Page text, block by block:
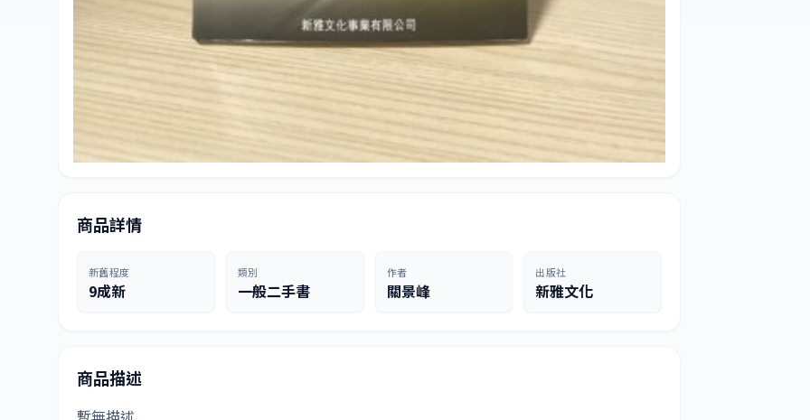
商品詳情
新舊程度
9成新
類別
一般二手書
作者
關景峰
出版社
新雅文化
商品描述